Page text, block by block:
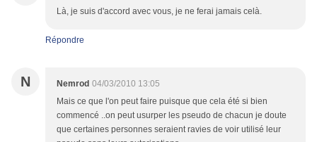
Là, je suis d'accord avec vous, je ne ferai jamais celà.
Répondre
N Nemrod 04/03/2010 13:05
Mais ce que l'on peut faire puisque que cela été si bien
commencé ..on peut usurper les pseudo de chacun je doute
que certaines personnes seraient ravies de voir utilisé leur